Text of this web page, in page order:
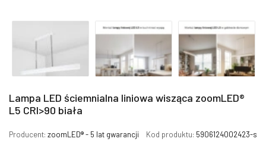
Lampa LED ściemnialna liniowa wisząca zoomLED®
L5 CRI>90 biała
Producent: zoomLED® - 5 lat gwarancji Kod produktu: 5906124002423-s